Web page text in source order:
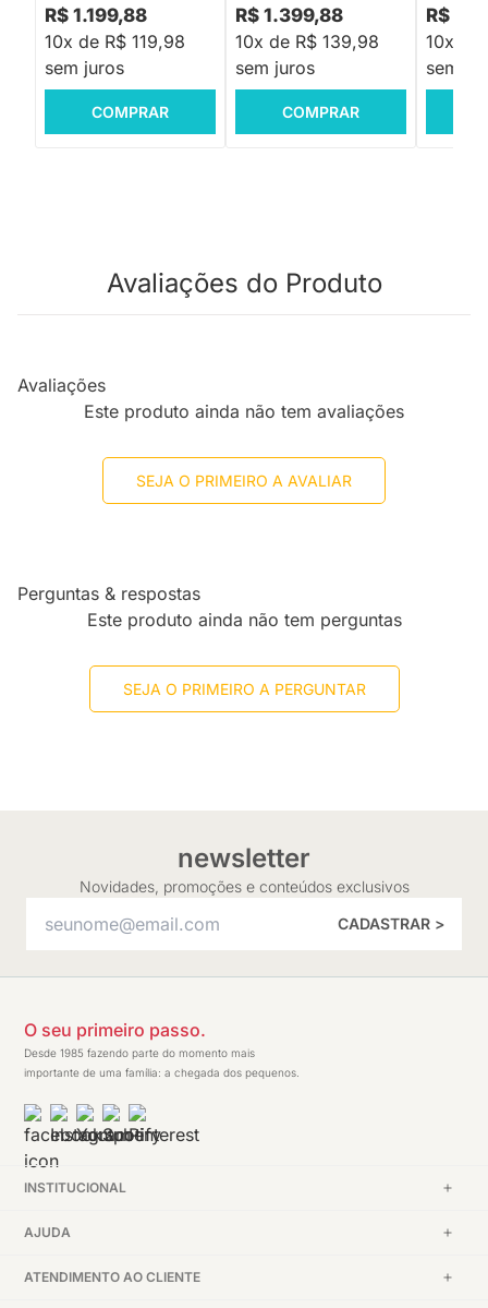
R$ 1.199,88
10x de R$ 119,98
sem juros
COMPRAR
R$ 1.399,88
10x de R$ 139,98
sem juros
COMPRAR
R$
10x de
sem
Avaliações do Produto
Avaliações
Este produto ainda não tem avaliações
SEJA O PRIMEIRO A AVALIAR
Perguntas & respostas
Este produto ainda não tem perguntas
SEJA O PRIMEIRO A PERGUNTAR
newsletter
Novidades, promoções e conteúdos exclusivos
CADASTRAR >
O seu primeiro passo.
Desde 1985 fazendo parte do momento mais
importante de uma família: a chegada dos pequenos.
INSTITUCIONAL
AJUDA
ATENDIMENTO AO CLIENTE